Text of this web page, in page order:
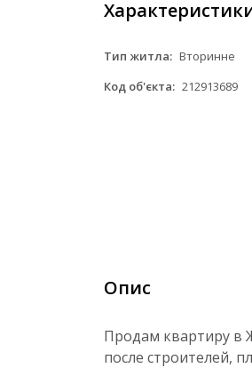
Тип житла: Вторинне
Код об'єкта: 212913689
Опис
Продам квартиру в
после строителей,